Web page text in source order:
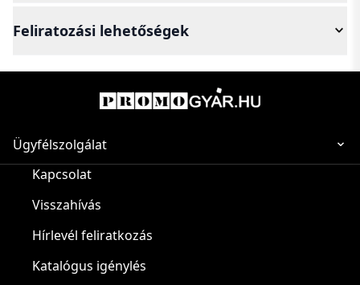
Feliratozási lehetőségek
Ügyfélszolgálat
Kapcsolat
Visszahívás
Hírlevél feliratkozás
Katalógus igénylés